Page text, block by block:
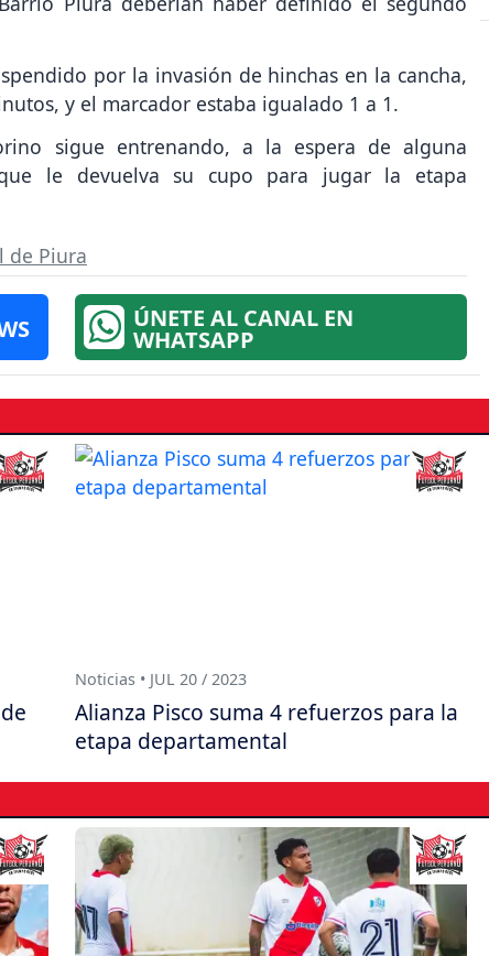
por la invasión de hinchas en la cancha,
y el marcador estaba igualado 1 a 1.
sigue entrenando, a la espera de alguna
le devuelva su cupo para jugar la etapa
de Piura
ÚNETE AL CANAL EN
WHATSAPP
Noticias • JUL 20 / 2023
Alianza Pisco suma 4 refuerzos para la
etapa departamental